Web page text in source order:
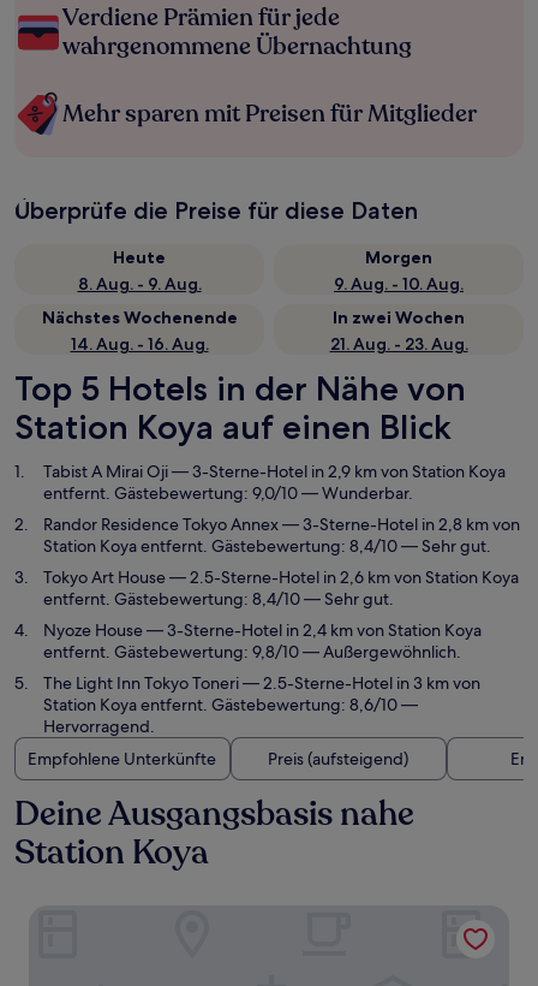
Verdiene Prämien für jede
wahrgenommene Übernachtung
Mehr sparen mit Preisen für Mitglieder
Überprüfe die Preise für diese Daten
Heute
8. Aug. - 9. Aug.
Morgen
9. Aug. - 10. Aug.
Nächstes Wochenende
14. Aug. - 16. Aug.
In zwei Wochen
21. Aug. - 23. Aug.
Top 5 Hotels in der Nähe von
Station Koya auf einen Blick
Tabist A Mirai Oji— 3-Sterne-Hotel in 2,9 km von Station Koya
entfernt. Gästebewertung: 9,0/10 — Wunderbar.
Randor Residence Tokyo Annex— 3-Sterne-Hotel in 2,8 km von
Station Koya entfernt. Gästebewertung: 8,4/10 — Sehr gut.
Tokyo Art House— 2.5-Sterne-Hotel in 2,6 km von Station Koya
entfernt. Gästebewertung: 8,4/10 — Sehr gut.
Nyoze House— 3-Sterne-Hotel in 2,4 km von Station Koya
entfernt. Gästebewertung: 9,8/10 — Außergewöhnlich.
The Light Inn Tokyo Toneri— 2.5-Sterne-Hotel in 3 km von
Station Koya entfernt. Gästebewertung: 8,6/10 —
Hervorragend.
Empfohlene Unterkünfte
Preis (aufsteigend)
Deine Ausgangsbasis nahe
Station Koya